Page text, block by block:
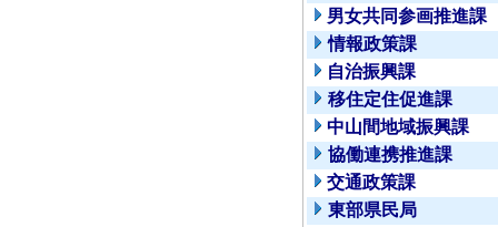
男女共同参画推進課
情報政策課
自治振興課
移住定住促進課
中山間地域振興課
協働連携推進課
交通政策課
東部県民局